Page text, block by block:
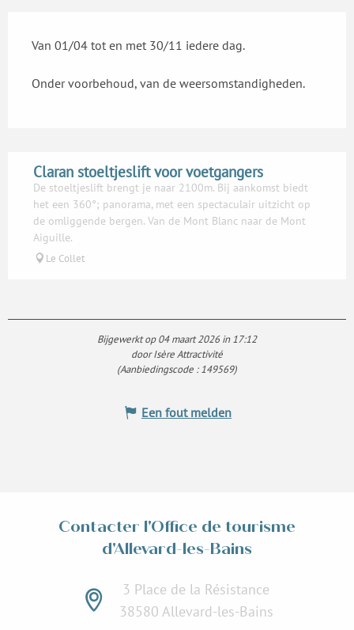
Van 01/04 tot en met 30/11 iedere dag.
Onder voorbehoud, van de weersomstandigheden.
Claran stoeltjeslift voor voetgangers
De stoeltjeslift brengt je naar 2100m. Bij aankomst biedt
het een 360°; panorama, met een spectaculair uitzicht op
de omliggende bergen. Van de Mont Blanc naar de Mont
Aiguille.
Le Collet
Bijgewerkt op 04 maart 2026 in 17:12
door Isère Attractivité
(Aanbiedingscode :149569)
Een fout melden
Contacter l'Office de tourisme
d'Allevard-les-Bains
3 Place de la Résistance
38580 Allevard-les-Bains